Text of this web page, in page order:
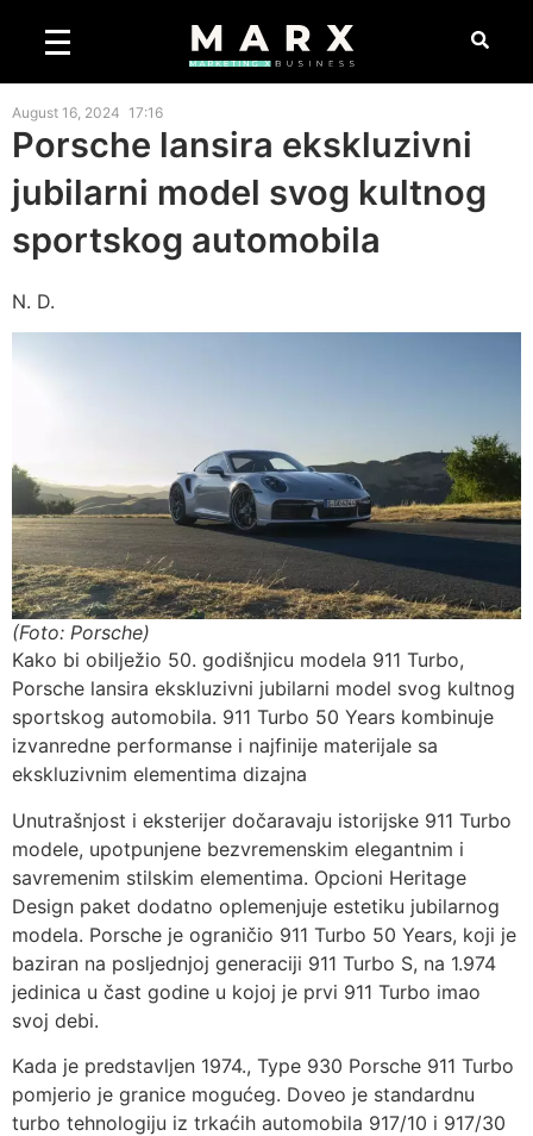
August 16, 2024 17:16
Porsche lansira ekskluzivni
jubilarni model svog kultnog
sportskog automobila
N. D.
(Foto: Porsche)
Kako bi obilježio 50. godišnjicu modela 911 Turbo,
Porsche lansira ekskluzivni jubilarni model svog kultnog
sportskog automobila. 911 Turbo 50 Years kombinuje
izvanredne performanse i najfinije materijale sa
ekskluzivnim elementima dizajna
Unutrašnjost i eksterijer dočaravaju istorijske 911 Turbo
modele, upotpunjene bezvremenskim elegantnim i
savremenim stilskim elementima. Opcioni Heritage
Design paket dodatno oplemenjuje estetiku jubilarnog
modela. Porsche je ograničio 911 Turbo 50 Years, koji je
baziran na posljednjoj generaciji 911 Turbo S, na 1.974
jedinica u čast godine u kojoj je prvi 911 Turbo imao
svoj debi.
Kada je predstavljen 1974., Type 930 Porsche 911 Turbo
pomjerio je granice mogućeg. Doveo je standardnu ​​
turbo tehnologiju iz trkaćih automobila 917/10 i 917/30